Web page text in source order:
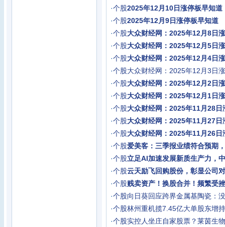
·个股2025年12月10日涨停板早知道
·个股2025年12月9日涨停板早知道
·个股大众财经网：2025年12月8日
·个股大众财经网：2025年12月5日
·个股大众财经网：2025年12月4日
·个股大众财经网：2025年12月3日
·个股大众财经网：2025年12月2日
·个股大众财经网：2025年12月1日
·个股大众财经网：2025年11月28日
·个股大众财经网：2025年11月27日
·个股大众财经网：2025年11月26日
·个股爱美客：三季报业绩符合预期
·个股立足AI加速发展新质生产力，
·个股云天励飞回购股份，彰显公司
·个股贱卖资产！换股合并！频繁受
·个股向日葵回应跨界金属基陶瓷：
·个股林州重机揽7.45亿大单股东增
·个股实控人坐庄自家股票？莱茵生